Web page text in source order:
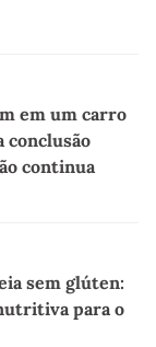
em um carro
conclusão
continua
sem glúten:
para o